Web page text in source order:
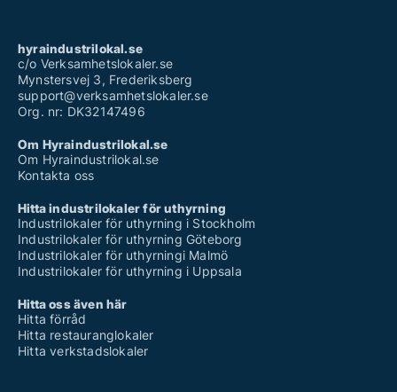
hyraindustrilokal.se
c/o Verksamhetslokaler.se
Mynstersvej 3, Frederiksberg
support@verksamhetslokaler.se
Org. nr: DK32147496
Om Hyraindustrilokal.se
Om Hyraindustrilokal.se
Kontakta oss
Hitta industrilokaler för uthyrning
Industrilokaler för uthyrning i Stockholm
Industrilokaler för uthyrning Göteborg
Industrilokaler för uthyrningi Malmö
Industrilokaler för uthyrning i Uppsala
Hitta oss även här
Hitta förråd
Hitta restauranglokaler
Hitta verkstadslokaler